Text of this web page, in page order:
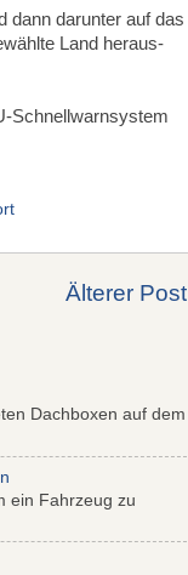
dann darunter auf das
Land heraus-
Schnellwarnsystem
Älterer Post
Dachboxen auf dem
ein Fahrzeug zu